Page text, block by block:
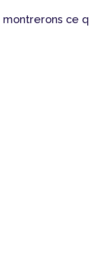
ce